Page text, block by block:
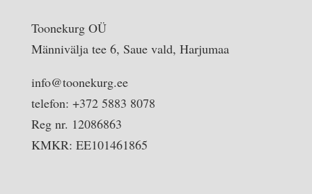
Toonekurg OÜ
Männivälja tee 6, Saue vald, Harjumaa
info@toonekurg.ee
telefon: +372 5883 8078
Reg nr. 12086863
KMKR: EE101461865